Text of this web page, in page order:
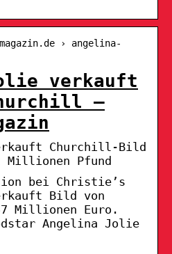
› angelina-
verkauft
–
Churchill-Bild
Pfund
bei Christie’s
Bild von
Millionen Euro.
Angelina Jolie